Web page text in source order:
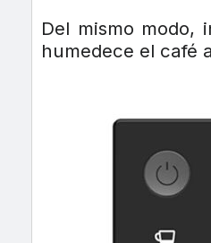
Del mismo modo,
humedece el café